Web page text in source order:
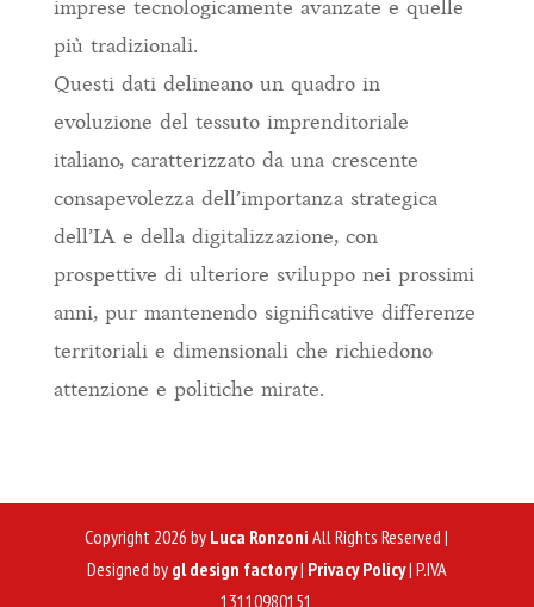
imprese tecnologicamente avanzate e quelle
più tradizionali.
Questi dati delineano un quadro in
evoluzione del tessuto imprenditoriale
italiano, caratterizzato da una crescente
consapevolezza dell’importanza strategica
dell’IA e della digitalizzazione, con
prospettive di ulteriore sviluppo nei prossimi
anni, pur mantenendo significative differenze
territoriali e dimensionali che richiedono
attenzione e politiche mirate.
Copyright 2026 by Luca Ronzoni All Rights Reserved |
Designed by gl design factory| Privacy Policy| P.IVA
13110980151